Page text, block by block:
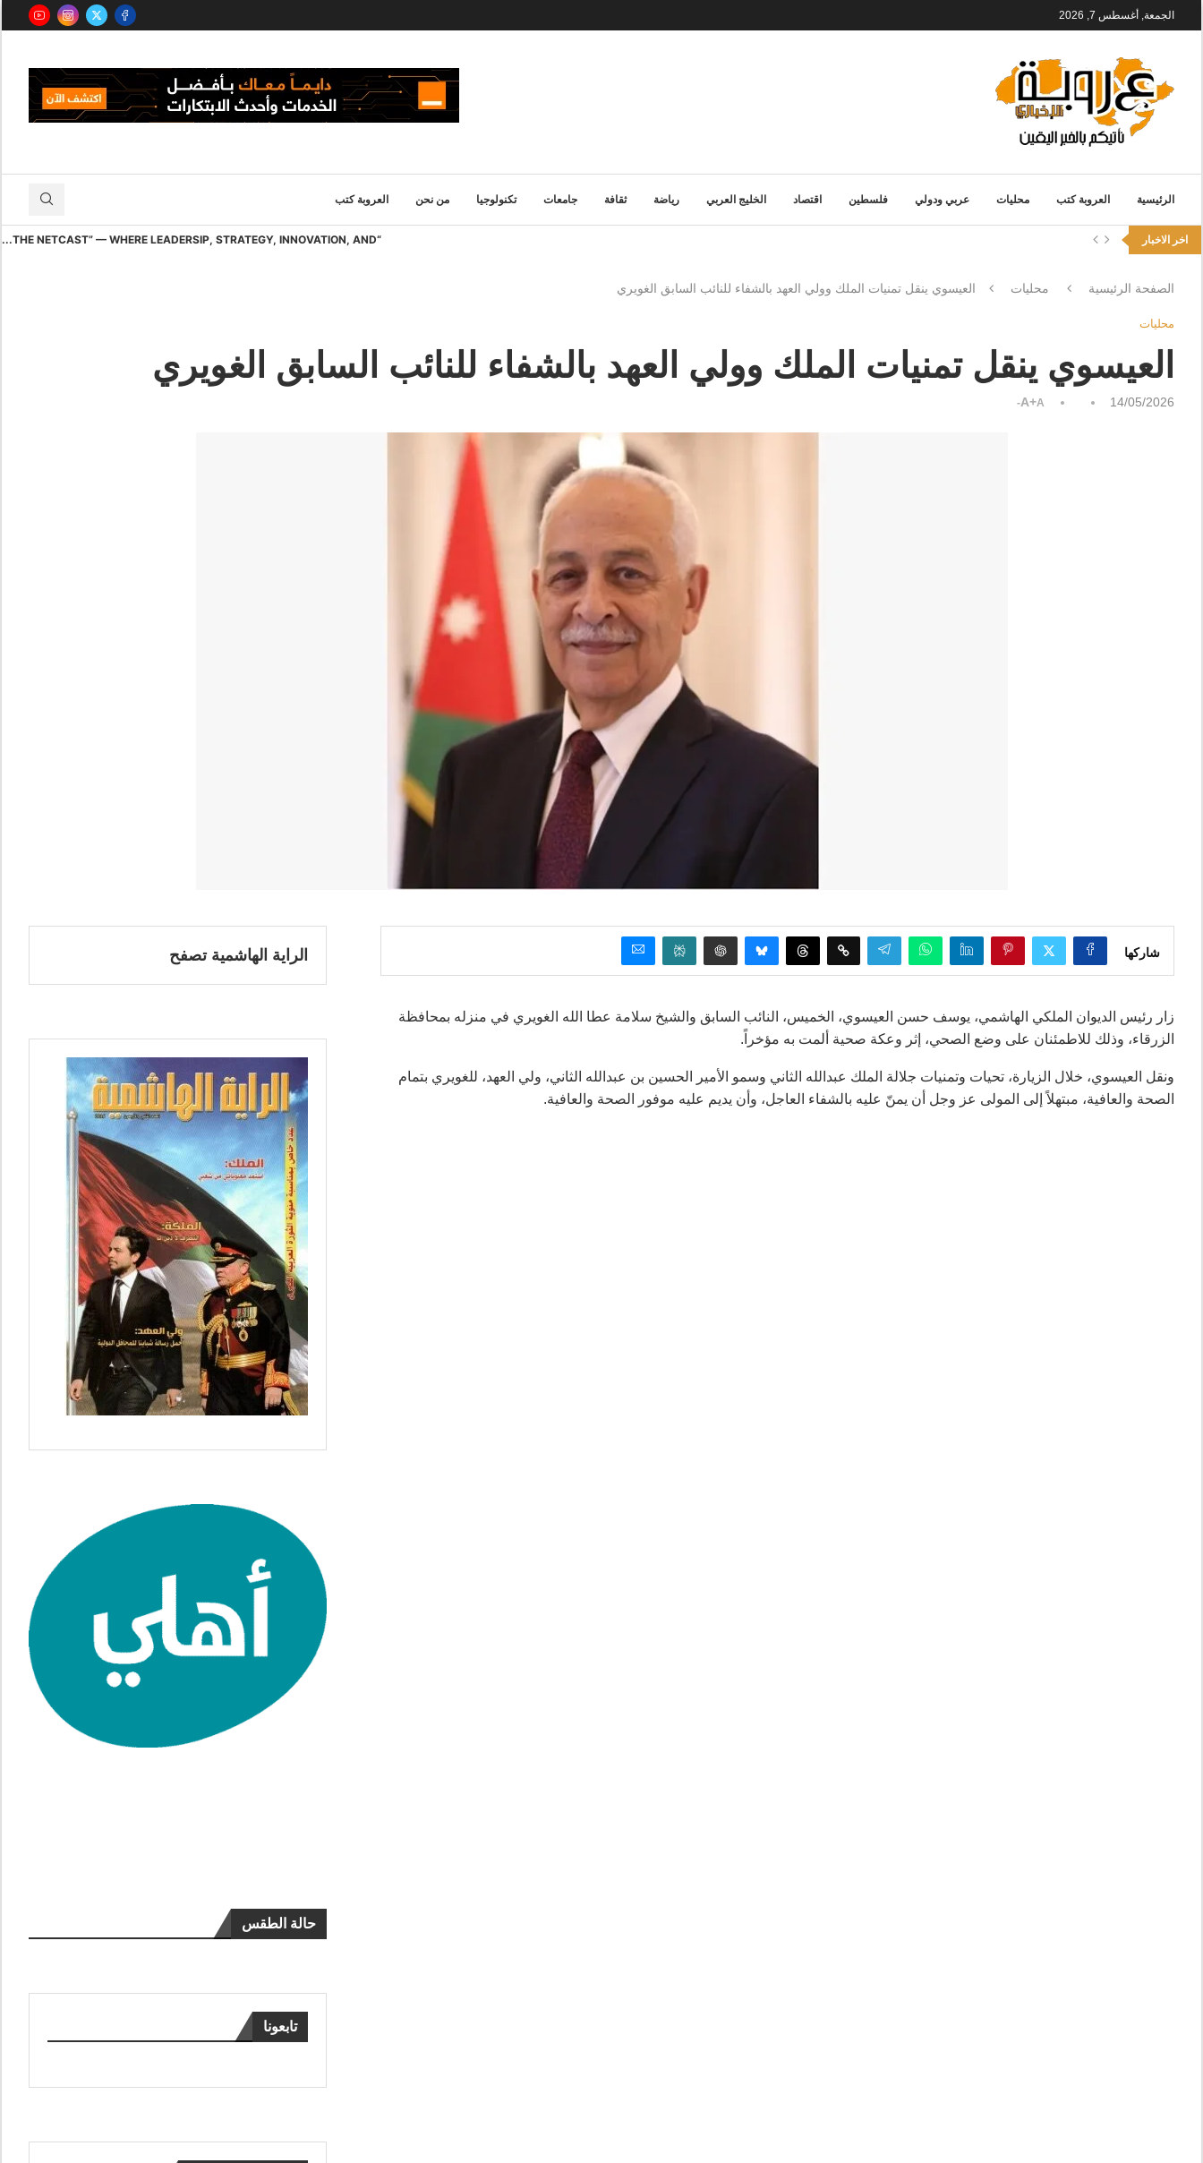
الجمعة, أغسطس 7, 2026
الرئيسية العروبة كتب محليات عربي ودولي فلسطين اقتصاد الخليج العربي رياضة ثقافة جامعات تكنولوجيا من نحن العروبة كتب
اخر الاخبار “THE NETCAST” — WHERE LEADERSIP, STRATEGY, INNOVATION, AND...
الصفحة الرئيسية محليات العيسوي ينقل تمنيات الملك وولي العهد بالشفاء للنائب السابق الغويري
محليات
العيسوي ينقل تمنيات الملك وولي العهد بالشفاء للنائب السابق الغويري
14/05/2026
A+A-
شاركها
زار رئيس الديوان الملكي الهاشمي، يوسف حسن العيسوي، الخميس، النائب السابق والشيخ سلامة عطا الله الغويري في منزله بمحافظة
الزرقاء، وذلك للاطمئنان على وضع الصحي، إثر وعكة صحية ألمت به مؤخراً.
ونقل العيسوي، خلال الزيارة، تحيات وتمنيات جلالة الملك عبدالله الثاني وسمو الأمير الحسين بن عبدالله الثاني، ولي العهد، للغويري بتمام
الصحة والعافية، مبتهلاً إلى المولى عز وجل أن يمنّ عليه بالشفاء العاجل، وأن يديم عليه موفور الصحة والعافية.
الراية الهاشمية تصفح
حالة الطقس
تابعونا